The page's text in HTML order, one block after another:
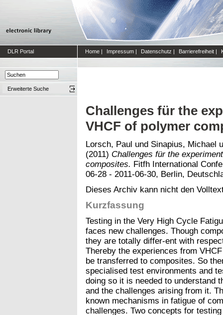
DLR Portal Home | Impressum | Datenschutz | Barrierefreiheit |
Erweiterte Suche
Challenges für the
VHCF of polymer
Lorsch, Paul und Sinapius, Michael
(2011) Challenges für the
composites. Fitfh International
06-28 - 2011-06-30, Berlin,
Dieses Archiv kann nicht den
Kurzfassung
Testing in the Very High Cycle
faces new challenges. Though
they are totally differ-ent with
Thereby the experiences from
be transferred to composites. So
specialised test environments and
doing so it is needed to understand
and the challenges arising from it.
known mechanisms in fatigue of
challenges. Two concepts for